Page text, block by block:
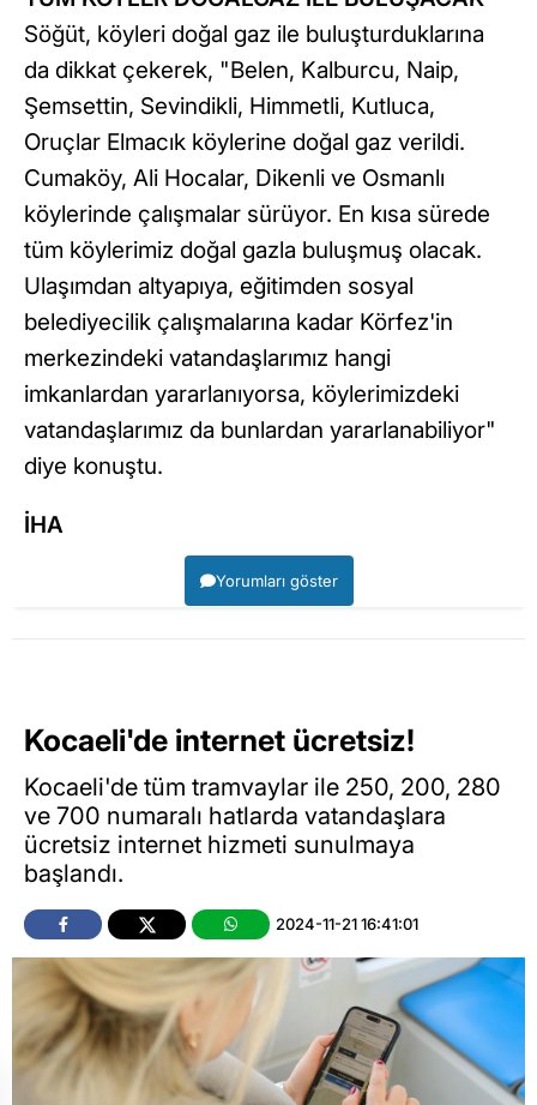
Söğüt, köyleri doğal gaz ile buluşturduklarına
da dikkat çekerek, "Belen, Kalburcu, Naip,
Şemsettin, Sevindikli, Himmetli, Kutluca,
Oruçlar Elmacık köylerine doğal gaz verildi.
Cumaköy, Ali Hocalar, Dikenli ve Osmanlı
köylerinde çalışmalar sürüyor. En kısa sürede
tüm köylerimiz doğal gazla buluşmuş olacak.
Ulaşımdan altyapıya, eğitimden sosyal
belediyecilik çalışmalarına kadar Körfez'in
merkezindeki vatandaşlarımız hangi
imkanlardan yararlanıyorsa, köylerimizdeki
vatandaşlarımız da bunlardan yararlanabiliyor"
diye konuştu.
İHA
Yorumları göster
Kocaeli'de internet ücretsiz!
Kocaeli'de tüm tramvaylar ile 250, 200, 280
ve 700 numaralı hatlarda vatandaşlara
ücretsiz internet hizmeti sunulmaya
başlandı.
2024-11-21 16:41:01